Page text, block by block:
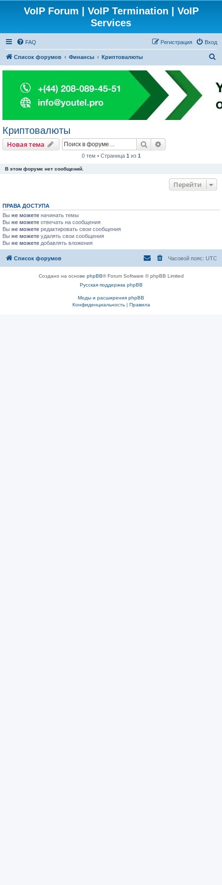
VoIP Forum | VoIP Termination | VoIP
Services
FAQ Вход
Регистрация
Список форумов Финансы Криптовалюты
с
к
Криптовалюты
Новая тема Поиск
0 тем • Страница 1 из 1
В этом форуме нет сообщений.
Перейти
ПРАВА ДОСТУПА
Вы не можете начинать темы
Вы не можете отвечать на сообщения
Вы не можете редактировать свои сообщения
Вы не можете удалять свои сообщения
Вы не можете добавлять вложения
Список форумов Часовой пояс: UTC
Создано на основе phpBB® Forum Software © phpBB Limited
Русская поддержка phpBB
Моды и расширения phpBB
Конфиденциальность| Правила